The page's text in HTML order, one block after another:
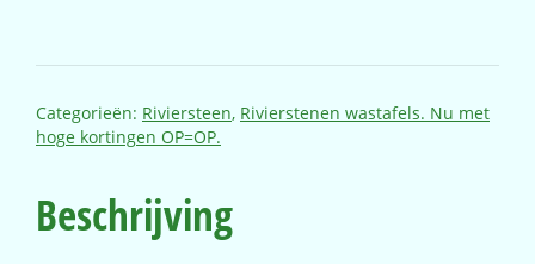
Categorieën: Riviersteen, Rivierstenen wastafels. Nu met
hoge kortingen OP=OP.
Beschrijving